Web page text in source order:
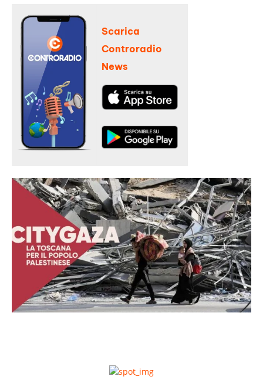
Scarica
Controradio
News